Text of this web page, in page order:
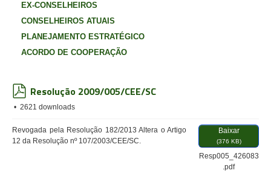
EX-CONSELHEIROS
CONSELHEIROS ATUAIS
PLANEJAMENTO ESTRATÉGICO
ACORDO DE COOPERAÇÃO
pdf
Resolução 2009/005/CEE/SC
2621 downloads
Baixar
(376 KB)
Resp005_426083
.pdf
Revogada pela Resolução 182/2013 Altera o Artigo
12 da Resolução nº 107/2003/CEE/SC.